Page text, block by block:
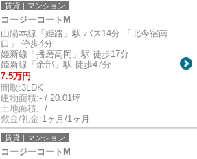
賃貸｜マンション
コージーコートM
山陽本線「姫路」駅 バス14分 「北今宿南
口」 停歩4分
姫新線「播磨高岡」駅 徒歩17分
姫新線「余部」駅 徒歩47分
7.5万円
間取:3LDK
建物面積:- / 20.01坪
土地面積:- / -
敷金/礼金:1ヶ月/1ヶ月
賃貸｜マンション
コージーコートM